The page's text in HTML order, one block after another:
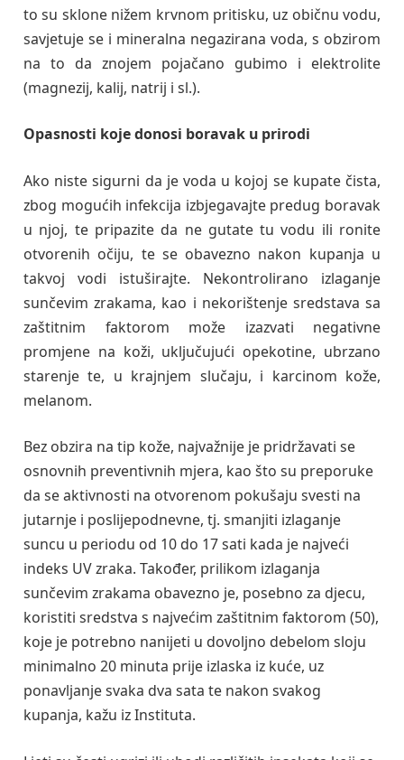
to su sklone nižem krvnom pritisku, uz običnu vodu,
savjetuje se i mineralna negazirana voda, s obzirom
na to da znojem pojačano gubimo i elektrolite
(magnezij, kalij, natrij i sl.).
Opasnosti koje donosi boravak u prirodi
Ako niste sigurni da je voda u kojoj se kupate čista,
zbog mogućih infekcija izbjegavajte predug boravak
u njoj, te pripazite da ne gutate tu vodu ili ronite
otvorenih očiju, te se obavezno nakon kupanja u
takvoj vodi istuširajte. Nekontrolirano izlaganje
sunčevim zrakama, kao i nekorištenje sredstava sa
zaštitnim faktorom može izazvati negativne
promjene na koži, uključujući opekotine, ubrzano
starenje te, u krajnjem slučaju, i karcinom kože,
melanom.
Bez obzira na tip kože, najvažnije je pridržavati se
osnovnih preventivnih mjera, kao što su preporuke
da se aktivnosti na otvorenom pokušaju svesti na
jutarnje i poslijepodnevne, tj. smanjiti izlaganje
suncu u periodu od 10 do 17 sati kada je najveći
indeks UV zraka. Također, prilikom izlaganja
sunčevim zrakama obavezno je, posebno za djecu,
koristiti sredstva s najvećim zaštitnim faktorom (50),
koje je potrebno nanijeti u dovoljno debelom sloju
minimalno 20 minuta prije izlaska iz kuće, uz
ponavljanje svaka dva sata te nakon svakog
kupanja, kažu iz Instituta.